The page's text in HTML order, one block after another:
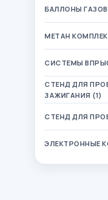
БАЛЛОНЫ
МЕТАН
СИСТЕМЫ
СТЕНД ДЛЯ
ЗАЖИГАНИЯ (1)
СТЕНД ДЛЯ
ЭЛЕКТРОННЫЕ